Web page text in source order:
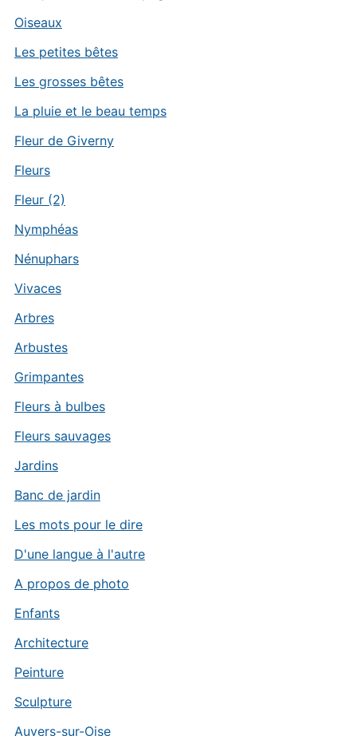
Oiseaux
Les petites bêtes
Les grosses bêtes
La pluie et le beau temps
Fleur de Giverny
Fleurs
Fleur (2)
Nymphéas
Nénuphars
Vivaces
Arbres
Arbustes
Grimpantes
Fleurs à bulbes
Fleurs sauvages
Jardins
Banc de jardin
Les mots pour le dire
D'une langue à l'autre
A propos de photo
Enfants
Architecture
Peinture
Sculpture
Auvers-sur-Oise